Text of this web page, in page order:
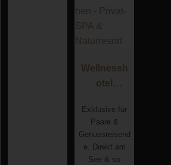
Wellnessh
otel
schen -
Privat-SPA
&
Naturresort
Exklusive für
Paare &
Genussreisend
e. Direkt am
See & so